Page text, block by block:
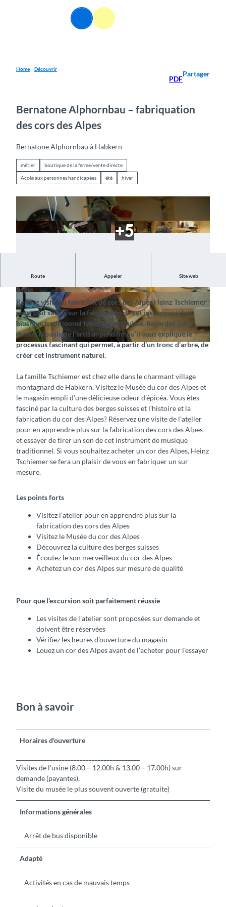
Recherche
Menu
Home Découvrir
PDF
Partager
Bernatone Alphornbau – fabriquation
des cors des Alpes
Bernatone Alphornbau à Habkern
métier boutique de la ferme/vente directe
Accès aux personnes handicapées été hiver
© Bernatone Alphornbau GmbH, Interlaken Tourismus |CC-BY-SA
© Bernatone Alphornbau GmbH, Interlaken To
urismus |CC-BY-SA
© Bernatone Alphornbau GmbH, Interlaken To
urismus |CC-BY-SA
Route Appeler Site web
Découvrez sous vos yeux comment sont fabriqués les cors des
Alpes
Rendez visite au fabricant de cors des Alpes Heinz Tschiemer
pour tout savoir sur la fabrication de cet instrument de
musique traditionnel typiquement suisse. Regardez par-
dessus l’épaule de l’artisan pendant qu’il vous explique le
processus fascinant qui permet, à partir d’un tronc d’arbre, de
créer cet instrument naturel.
La famille Tschiemer est chez elle dans le charmant village
montagnard de Habkern. Visitez le Musée du cor des Alpes et
le magasin empli d’une délicieuse odeur d’épicéa. Vous êtes
fasciné par la culture des berges suisses et l’histoire et la
fabrication du cor des Alpes? Réservez une visite de l’atelier
pour en apprendre plus sur la fabrication des cors des Alpes
et essayer de tirer un son de cet instrument de musique
traditionnel. Si vous souhaitez acheter un cor des Alpes, Heinz
Tschiemer se fera un plaisir de vous en fabriquer un sur
mesure.
Les points forts
Visitez l’atelier pour en apprendre plus sur la
fabrication des cors des Alpes
Visitez le Musée du cor des Alpes
Découvrez la culture des berges suisses
Écoutez le son merveilleux du cor des Alpes
Achetez un cor des Alpes sur mesure de qualité
Pour que l’excursion soit parfaitement réussie
Les visites de l’atelier sont proposées sur demande et
doivent être réservées
Vérifiez les heures d’ouverture du magasin
Louez un cor des Alpes avant de l’acheter pour l’essayer
Bon à savoir
Horaires d'ouverture
Visites de l'usine (8.00 – 12.00h & 13.00 – 17.00h) sur
demande (payantes),
Visite du musée le plus souvent ouverte (gratuite)
Informations générales
Arrêt de bus disponible
Adapté
Activités en cas de mauvais temps